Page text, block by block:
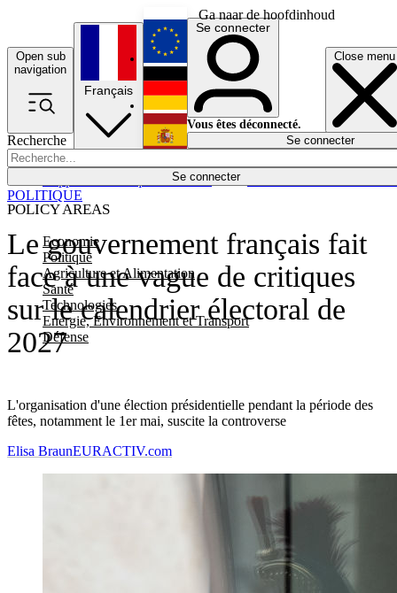
Ga naar de hoofdinhoud
Open sub
navigation
Close menu
Recherche
Se connecter
POLICY AREAS
Economie
Politique
Agriculture et Alimentation
Santé
Technologies
Energie, Environnement et Transport
Défense
Économie
Français
English
Deutsch
Español
Se connecter
Vous êtes déconnecté.
Se connecter
Le gouvernement français fait
face à une vague de critiques
sur le calendrier électoral de
2027
L'organisation d'une élection présidentielle pendant la période des
fêtes, notamment le 1er mai, suscite la controverse
POLITIQUE
Elisa BraunEURACTIV.com